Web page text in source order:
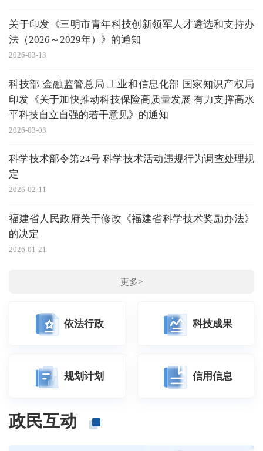
关于印发《三明市青年科技创新领军人才遴选和支持办
法（2026～2029年）》的通知
2026-03-13
科技部 金融监管总局 工业和信息化部 国家知识产权局
印发《关于加快推动科技保险高质量发展 有力支撑高水
平科技自立自强的若干意见》的通知
2026-03-03
科学技术部令第24号 科学技术活动违规行为调查处理规
定
2026-02-11
福建省人民政府关于修改《福建省科学技术奖励办法》
的决定
2026-01-21
更多>
依法行政 科技成果
规划计划 信用信息
政民互动